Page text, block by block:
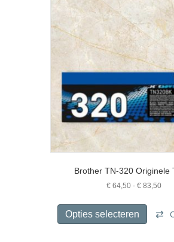
Brother TN-320 Originele
€ 64,50 - € 83,50
€
Opties selecteren